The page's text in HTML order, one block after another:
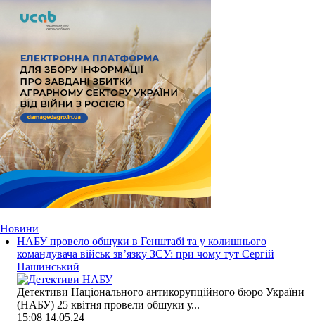
Новини
НАБУ провело обшуки в Генштабі та у колишнього
командувача військ зв’язку ЗСУ: при чому тут Сергій
Пашинський
Детективи Національного антикорупційного бюро України
(НАБУ) 25 квітня провели обшуки у...
15:08 14.05.24